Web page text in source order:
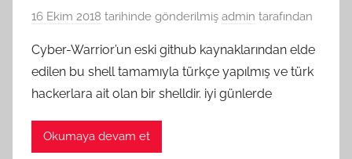
16 Ekim 2018 tarihinde gönderilmiş admin tarafından
Cyber-Warrior’un eski github kaynaklarından elde
edilen bu shell tamamıyla türkçe yapılmış ve türk
hackerlara ait olan bir shelldir. iyi günlerde
Okumaya devam et